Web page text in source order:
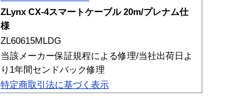
ZLynx CX-4スマートケーブル 20m/プレナム仕
様
ZL60615MLDG
当該メーカー保証規程による修理/当社出荷日よ
り1年間センドバック修理
特定商取引法に基づく表示